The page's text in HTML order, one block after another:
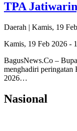
TPA
Daerah | Kamis, 19
Kamis, 19 Feb 2026 -
BagusNews.Co –
menghadiri peringatan
2026…
Nasional